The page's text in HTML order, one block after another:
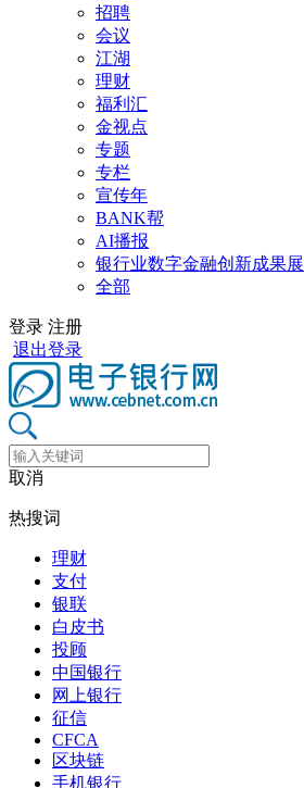
招聘
会议
江湖
理财
福利汇
金视点
专题
专栏
宣传年
BANK帮
AI播报
银行业数字金融创新成果展
全部
登录 注册
退出登录
取消
热搜词
理财
支付
银联
白皮书
投顾
中国银行
网上银行
征信
CFCA
区块链
手机银行